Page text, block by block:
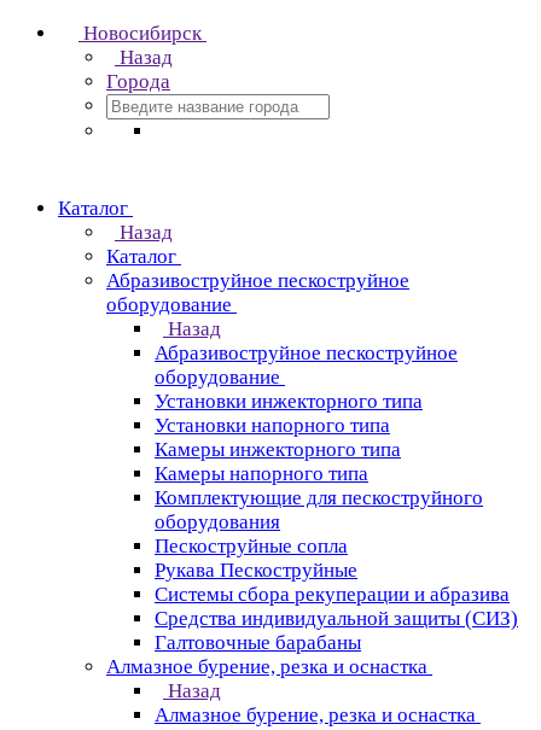
Новосибирск
Назад
Города
Каталог
Назад
Каталог
Абразивоструйное пескоструйное
оборудование
Назад
Абразивоструйное пескоструйное
оборудование
Установки инжекторного типа
Установки напорного типа
Камеры инжекторного типа
Камеры напорного типа
Комплектующие для пескоструйного
оборудования
Пескоструйные сопла
Рукава Пескоструйные
Системы сбора рекуперации и абразива
Средства индивидуальной защиты (СИЗ)
Галтовочные барабаны
Алмазное бурение, резка и оснастка
Назад
Алмазное бурение, резка и оснастка